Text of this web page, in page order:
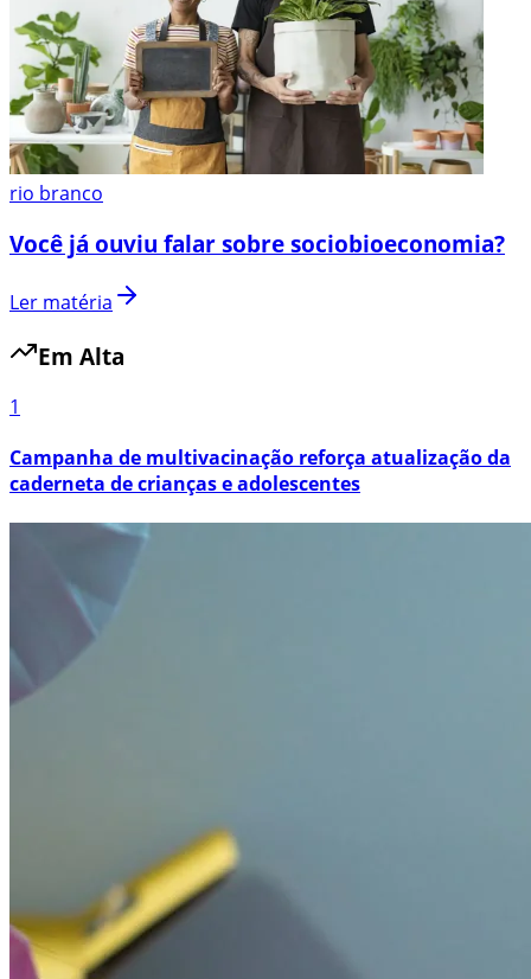
rio branco
Você já ouviu falar sobre sociobioeconomia?
Ler matéria
Em Alta
1
Campanha de multivacinação reforça atualização da
caderneta de crianças e adolescentes